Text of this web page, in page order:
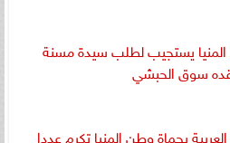
يستجيب لطلب سيدة مسنة
سوق الحبشي
العربية بحماة وطن المنيا تكرم عددا